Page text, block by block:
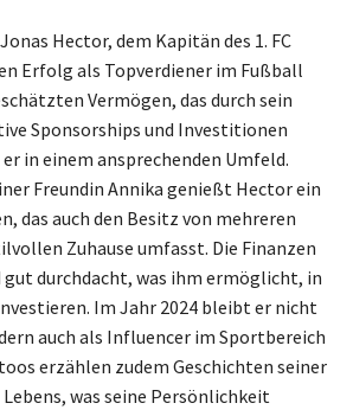
Hector, dem Kapitän des 1. FC
Erfolg als Topverdiener im Fußball
Vermögen, das durch sein
Sponsorships und Investitionen
in einem ansprechenden Umfeld.
Freundin Annika genießt Hector ein
das auch den Besitz von mehreren
Zuhause umfasst. Die Finanzen
gut durchdacht, was ihm ermöglicht, in
Im Jahr 2024 bleibt er nicht
auch als Influencer im Sportbereich
erzählen zudem Geschichten seiner
was seine Persönlichkeit